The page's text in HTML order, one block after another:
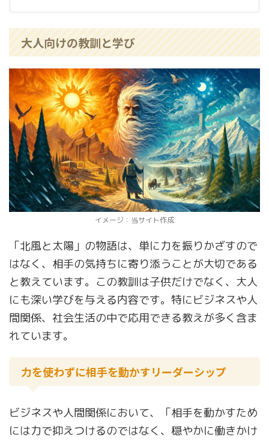
大人向けの教訓と学び
イメージ：当サイト作成
「北風と太陽」の物語は、単に力を振りかざすので
はなく、相手の気持ちに寄り添うことが大切である
と教えています。この教訓は子供だけでなく、大人
にも深い学びを与える内容です。特にビジネスや人
間関係、社会生活の中で応用できる教えが多く含ま
れています。
力を使わずに相手を動かすリーダーシップ
ビジネスや人間関係において、「相手を動かすため
には力で抑えつけるのではなく、穏やかに働きかけ